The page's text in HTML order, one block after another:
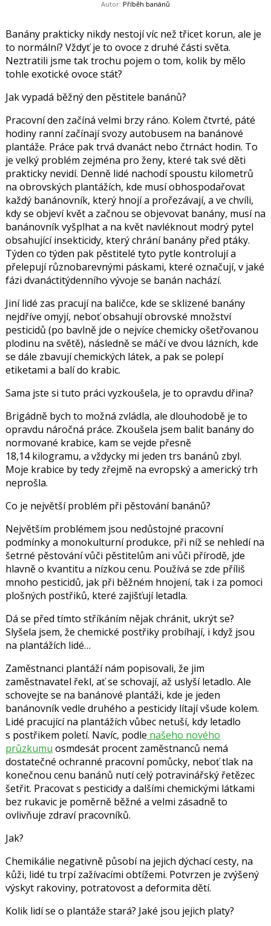
Autor: Příběh banánů
Banány prakticky nikdy nestojí víc než třicet korun, ale je
to normální? Vždyť je to ovoce z druhé části světa.
Neztratili jsme tak trochu pojem o tom, kolik by mělo
tohle exotické ovoce stát?
Jak vypadá běžný den pěstitele banánů?
Pracovní den začíná velmi brzy ráno. Kolem čtvrté, páté
hodiny ranní začínají svozy autobusem na banánové
plantáže. Práce pak trvá dvanáct nebo čtrnáct hodin. To
je velký problém zejména pro ženy, které tak své děti
prakticky nevidí. Denně lidé nachodí spoustu kilometrů
na obrovských plantážích, kde musí obhospodařovat
každý banánovník, který hnojí a prořezávají, a ve chvíli,
kdy se objeví květ a začnou se objevovat banány, musí na
banánovník vyšplhat a na květ navléknout modrý pytel
obsahující insekticidy, který chrání banány před ptáky.
Týden co týden pak pěstitelé tyto pytle kontrolují a
přelepují různobarevnými páskami, které označují, v jaké
fázi dvanáctitýdenního vývoje se banán nachází.
Jiní lidé zas pracují na baličce, kde se sklizené banány
nejdříve omyjí, neboť obsahují obrovské množství
pesticidů (po bavlně jde o nejvíce chemicky ošetřovanou
plodinu na světě), následně se máčí ve dvou lázních, kde
se dále zbavují chemických látek, a pak se polepí
etiketami a balí do krabic.
Sama jste si tuto práci vyzkoušela, je to opravdu dřina?
Brigádně bych to možná zvládla, ale dlouhodobě je to
opravdu náročná práce. Zkoušela jsem balit banány do
normované krabice, kam se vejde přesně
18,14 kilogramu, a vždycky mi jeden trs banánů zbyl.
Moje krabice by tedy zřejmě na evropský a americký trh
neprošla.
Co je největší problém při pěstování banánů?
Největším problémem jsou nedůstojné pracovní
podmínky a monokulturní produkce, při níž se nehledí na
šetrné pěstování vůči pěstitelům ani vůči přírodě, jde
hlavně o kvantitu a nízkou cenu. Používá se zde příliš
mnoho pesticidů, jak při běžném hnojení, tak i za pomoci
plošných postřiků, které zajišťují letadla.
Dá se před tímto stříkáním nějak chránit, ukrýt se?
Slyšela jsem, že chemické postřiky probíhají, i když jsou
na plantážích lidé…
Zaměstnanci plantáží nám popisovali, že jim
zaměstnavatel řekl, ať se schovají, až uslyší letadlo. Ale
schovejte se na banánové plantáži, kde je jeden
banánovník vedle druhého a pesticidy lítají všude kolem.
Lidé pracující na plantážích vůbec netuší, kdy letadlo
s postřikem poletí. Navíc, podle našeho nového
průzkumu osmdesát procent zaměstnanců nemá
dostatečné ochranné pracovní pomůcky, neboť tlak na
konečnou cenu banánů nutí celý potravinářský řetězec
šetřit. Pracovat s pesticidy a dalšími chemickými látkami
bez rukavic je poměrně běžné a velmi zásadně to
ovlivňuje zdraví pracovníků.
Jak?
Chemikálie negativně působí na jejich dýchací cesty, na
kůži, lidé tu trpí zažívacími obtížemi. Potvrzen je zvýšený
výskyt rakoviny, potratovost a deformita dětí.
Kolik lidí se o plantáže stará? Jaké jsou jejich platy?